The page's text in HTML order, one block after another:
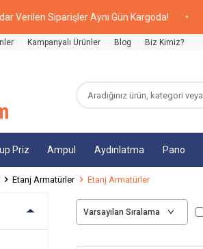
Siparişler Aynı Gün Kargoda! •
Kampanyalı Ürünler Blog Biz Kimiz?
Priz Ampul Aydınlatma Pano
Etanj Armatürler Etanj Armatürler